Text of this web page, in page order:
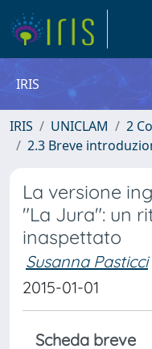
IRIS
IRIS UNICLAM
2
2.3 Breve
La versione
"La Jura": un
inaspettato
Susanna Pasticci
2015-01-01
Scheda breve